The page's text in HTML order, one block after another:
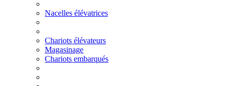
Nacelles élévatrices
Chariots élévateurs
Magasinage
Chariots embarqués